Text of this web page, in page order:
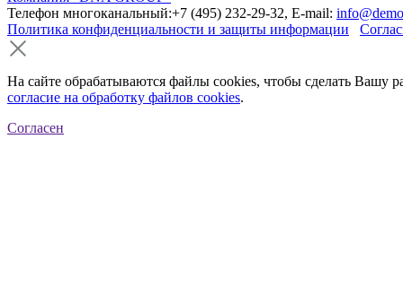
Телефон многоканальный:+7 (495) 232-29-32, E-mail:
Политика конфиденциальности и защиты информации
На сайте обрабатываются файлы cookies, чтобы сделать Вашу
согласие на обработку файлов cookies.
Согласен